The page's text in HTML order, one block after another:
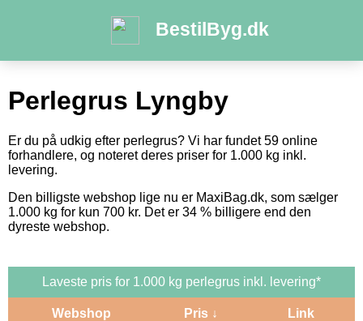
BestilByg.dk
Perlegrus Lyngby
Er du på udkig efter perlegrus? Vi har fundet 59 online
forhandlere, og noteret deres priser for 1.000 kg inkl.
levering.
Den billigste webshop lige nu er MaxiBag.dk, som sælger
1.000 kg for kun 700 kr. Det er 34 % billigere end den
dyreste webshop.
Laveste pris for 1.000 kg perlegrus inkl. levering*
Webshop Pris ↓ Link